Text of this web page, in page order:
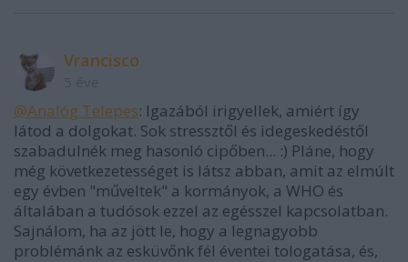
Vrancisco
@Analóg Telepes: Igazából irigyellek, amiért így
látod a dolgokat. Sok stressztől és idegeskedéstől
szabadulnék meg hasonló cipőben... :) Pláne, hogy
még következetességet is látsz abban, amit az elmúlt
egy évben "műveltek" a kormányok, a WHO és
általában a tudósok ezzel az egésszel kapcsolatban.
Sajnálom, ha az jött le, hogy a legnagyobb
problémánk az esküvőnk fél éventei tologatása, és,